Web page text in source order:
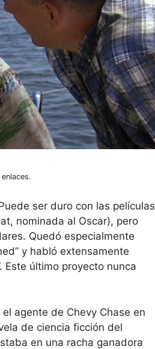
ser duro con las películas
nominada al Oscar), pero
Quedó especialmente
y habló extensamente
Este último proyecto nunca
agente de Chevy Chase en
de ciencia ficción del
en una racha ganadora